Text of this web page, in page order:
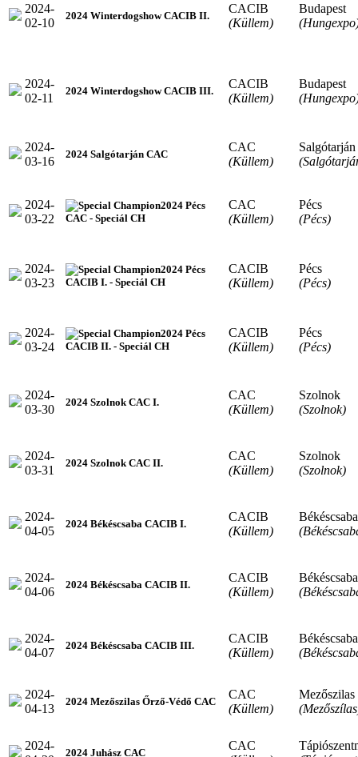
2024-
02-10
2024 Winterdogshow CACIB II.
CACIB
(Küllem)
Budapest
2024-
02-11
2024 Winterdogshow CACIB III.
CACIB
(Küllem)
Budapest
2024-
03-16
2024 Salgótarján CAC
CAC
(Küllem)
Salgótarján
2024-
03-22
2024 Pécs
CAC - Speciál CH
CAC
(Küllem)
Pécs
(Pécs)
2024-
03-23
2024 Pécs
CACIB I. - Speciál CH
CACIB
(Küllem)
Pécs
(Pécs)
2024-
03-24
2024 Pécs
CACIB II. - Speciál CH
CACIB
(Küllem)
Pécs
(Pécs)
2024-
03-30
2024 Szolnok CAC I.
CAC
(Küllem)
Szolnok
(Szolnok)
2024-
03-31
2024 Szolnok CAC II.
CAC
(Küllem)
Szolnok
(Szolnok)
2024-
04-05
2024 Békéscsaba CACIB I.
CACIB
(Küllem)
Békéscsaba
2024-
04-06
2024 Békéscsaba CACIB II.
CACIB
(Küllem)
Békéscsaba
2024-
04-07
2024 Békéscsaba CACIB III.
CACIB
(Küllem)
Békéscsaba
2024-
04-13
2024 Mezőszilas Őrző-Védő CAC
CAC
(Küllem)
Mezőszilas
2024-
2024 Juhász CAC
CAC